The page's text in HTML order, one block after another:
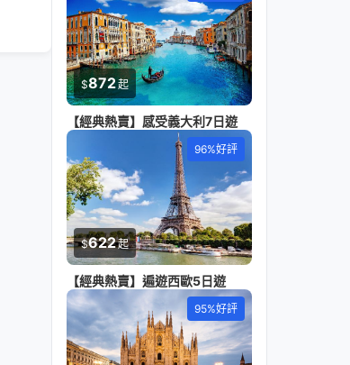
$872起
【經典熱賣】感受義大利7日遊
96%好評
$622起
【經典熱賣】遍遊西歐5日遊
95%好評